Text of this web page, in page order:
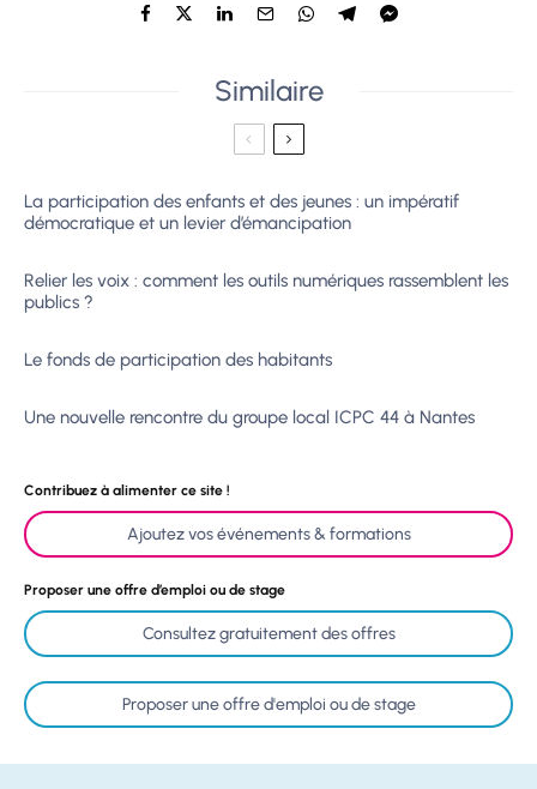
Similaire
La participation des enfants et des jeunes : un impératif
démocratique et un levier d’émancipation
Relier les voix : comment les outils numériques rassemblent les
publics ?
Le fonds de participation des habitants
Une nouvelle rencontre du groupe local ICPC 44 à Nantes
Contribuez à alimenter ce site !
Ajoutez vos événements & formations
Proposer une offre d’emploi ou de stage
Consultez gratuitement des offres
Proposer une offre d'emploi ou de stage